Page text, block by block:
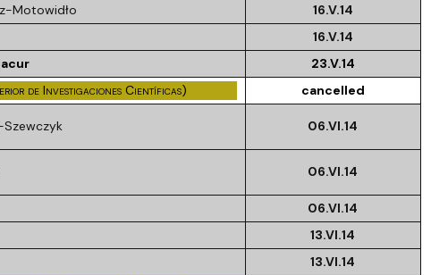
Motowidło
16.V.14
16.V.14
23.V.14
de Investigaciones Científicas)
cancelled
06.VI.14
06.VI.14
06.VI.14
13.VI.14
13.VI.14